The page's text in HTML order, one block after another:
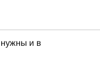
и в